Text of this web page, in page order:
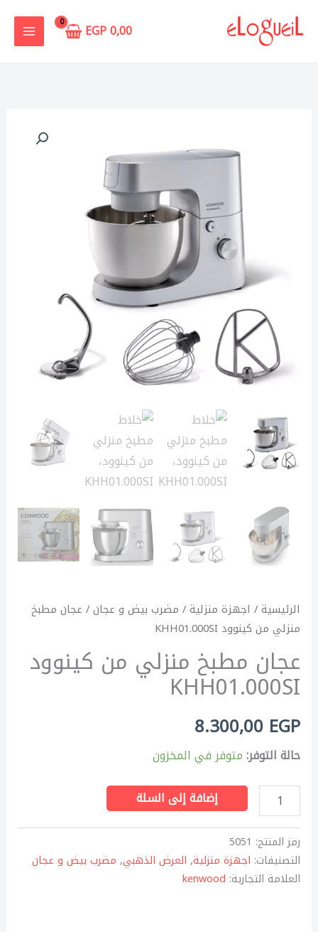
إلى
0,00
EGP
الرئيسية/ اجهزة منزلية/ مضرب بيض و عجان/ عجان مطبخ
منزلي من كينوود KHH01.000SI
عجان مطبخ منزلي من كينوود
KHH01.000SI
8.300,00 EGP
حالة التوفر: متوفر في المخزون
KHH01.000SI
إضافة إلى السلة
رمز المنتج: 5051
التصنيفات: اجهزة منزلية, العرض الذهبي, مضرب بيض و عجان
العلامة التجارية: kenwood